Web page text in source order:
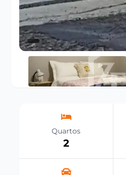
Quartos
2